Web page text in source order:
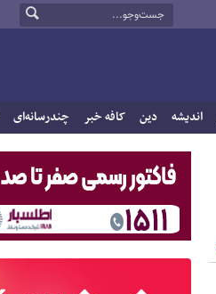
اندیشه دین کافه خبر چندرسانه‌ای